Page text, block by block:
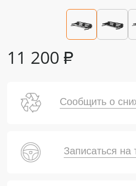
11 200 ₽
Сообщить о
Записаться на